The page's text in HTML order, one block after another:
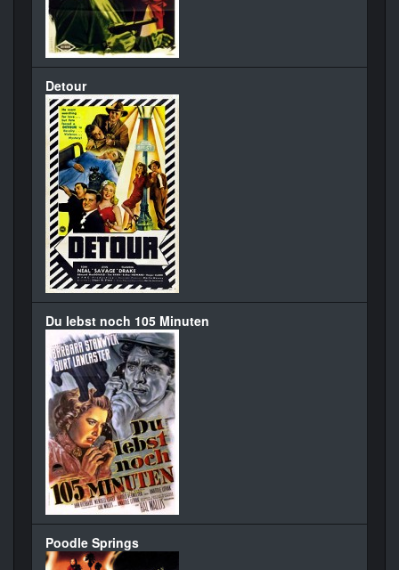
Detour
Du lebst noch 105 Minuten
Poodle Springs